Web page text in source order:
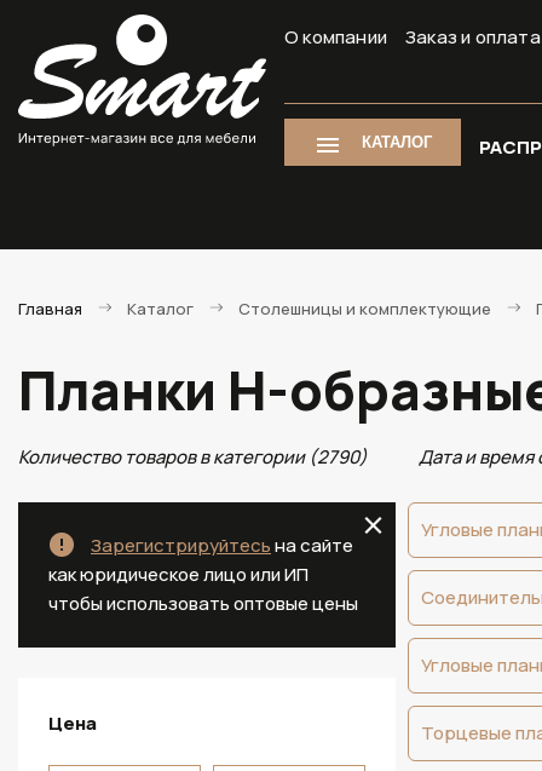
О компании Заказ и оплата
КАТАЛОГ
Главная Каталог Столешницы и комплектующие
Планки Н-
Количество товаров в категории (2790) Дата и
Зарегистрируйтесьна сайте
как юридическое лицо или ИП
чтобы использовать оптовые цены
Цена
Угловые
Угловые
Торцевые